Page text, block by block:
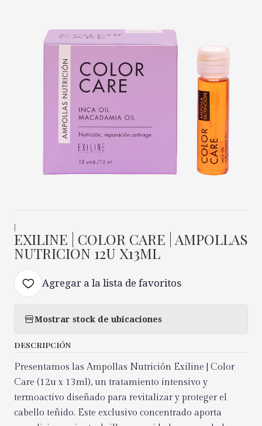
EXILINE | COLOR CARE | AMPOLLAS
NUTRICION 12U X13ML
Agregar a la lista de favoritos
Mostrar stock de ubicaciones
DESCRIPCIÓN
Presentamos las Ampollas Nutrición Exiline | Color
Care (12u x 13ml), un tratamiento intensivo y
termoactivo diseñado para revitalizar y proteger el
cabello teñido. Este exclusivo concentrado aporta